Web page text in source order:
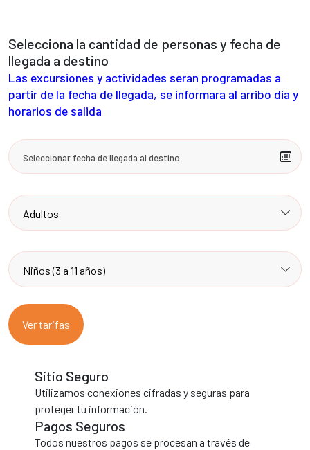
Selecciona la cantidad de personas y fecha de
llegada a destino
Las excursiones y actividades seran programadas a
partir de la fecha de llegada, se informara al arribo dia y
horarios de salida
Ver tarifas
Sitio Seguro
Utilizamos conexiones cifradas y seguras para
proteger tu información.
Pagos Seguros
Todos nuestros pagos se procesan a través de